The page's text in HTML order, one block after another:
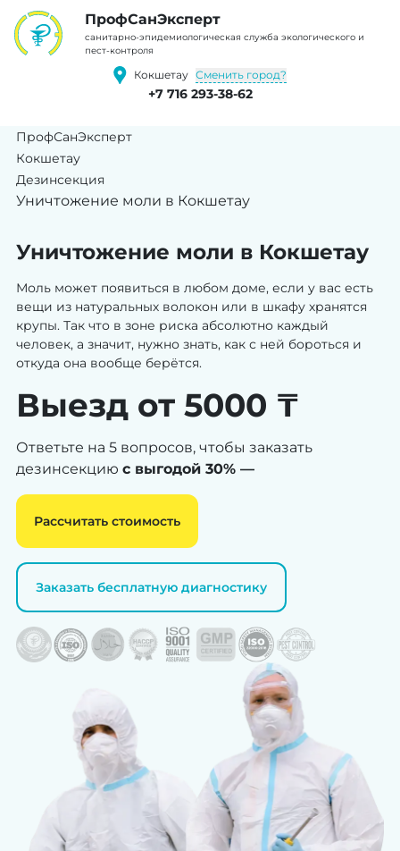
ПрофCанЭксперт
cанитарно-эпидемиологическая служба экологического и
пест-контроля
Кокшетау Сменить город?
+7 716 293-38-62
ПрофСанЭксперт
Кокшетау
Дезинсекция
Уничтожение моли в Кокшетау
Уничтожение моли в Кокшетау
Моль может появиться в любом доме, если у вас есть
вещи из натуральных волокон или в шкафу хранятся
крупы. Так что в зоне риска абсолютно каждый
человек, а значит, нужно знать, как с ней бороться и
откуда она вообще берётся.
Выезд от 5000 ₸
Ответьте на 5 вопросов, чтобы заказать
дезинсекцию с выгодой 30% —
Рассчитать стоимость
Заказать бесплатную диагностику